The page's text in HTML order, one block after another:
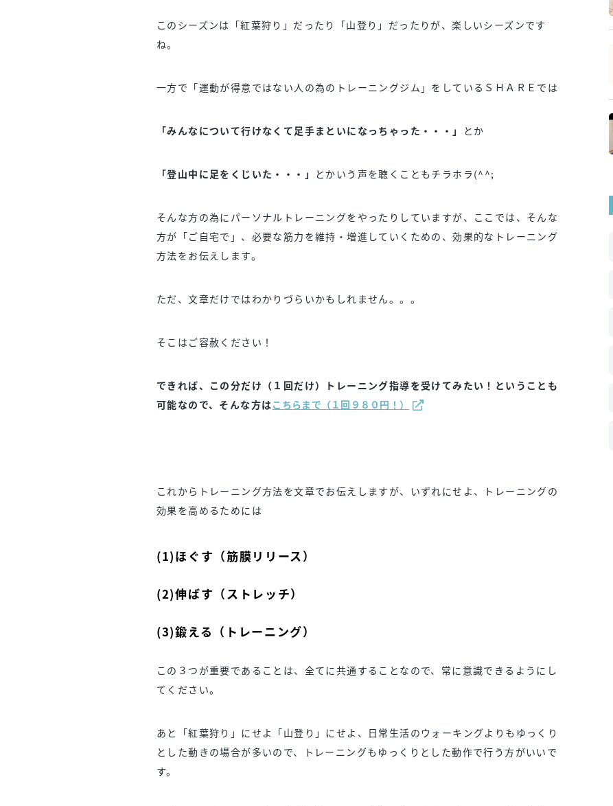
このシーズンは「紅葉狩り」だったり「山登り」だったりが、楽しいシーズンです
ね。
一方で「運動が得意ではない人の為のトレーニングジム」をしているＳＨＡＲＥでは
「みんなについて行けなくて足手まといになっちゃった・・・」 とか
「登山中に足をくじいた・・・」 とかいう声を聴くこともチラホラ(^^;
そんな方の為にパーソナルトレーニングをやったりしていますが、ここでは、そんな
方が「ご自宅で」、必要な筋力を維持・増進していくための、効果的なトレーニング
方法をお伝えします。
ただ、文章だけではわかりづらいかもしれません。。。
そこはご容赦ください！
できれば、この分だけ（１回だけ）
トレーニング指導を受けてみたい！ということも
可能なので、そんな方は こちらまで（１回９８０円！）
これからトレーニング方法を文章でお伝えしますが、いずれにせよ、トレーニングの
効果を高めるためには
(1)ほぐす（筋膜リリース）
(2)伸ばす（ストレッチ）
(3)鍛える（トレーニング）
この３つが重要であることは、全てに共通することなので、常に意識できるようにし
てください。
あと「紅葉狩り」にせよ「山登り」にせよ、日常生活のウォーキングよりもゆっくり
とした動きの場合が多いので、トレーニングもゆっくりとした動作で行う方がいいで
す。